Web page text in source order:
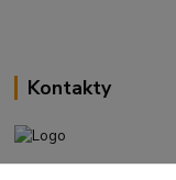
Kontakty